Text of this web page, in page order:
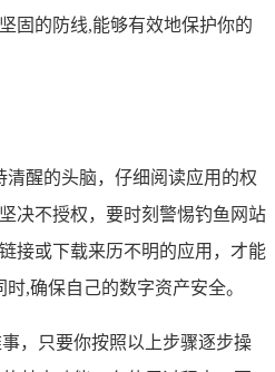
固的防线,能够有效地保护你的
醒的头脑，仔细阅读应用的权
决不授权，要时刻警惕钓鱼网站
接或下载来历不明的应用，才能
,确保自己的数字资产安全。
，只要你按照以上步骤逐步操